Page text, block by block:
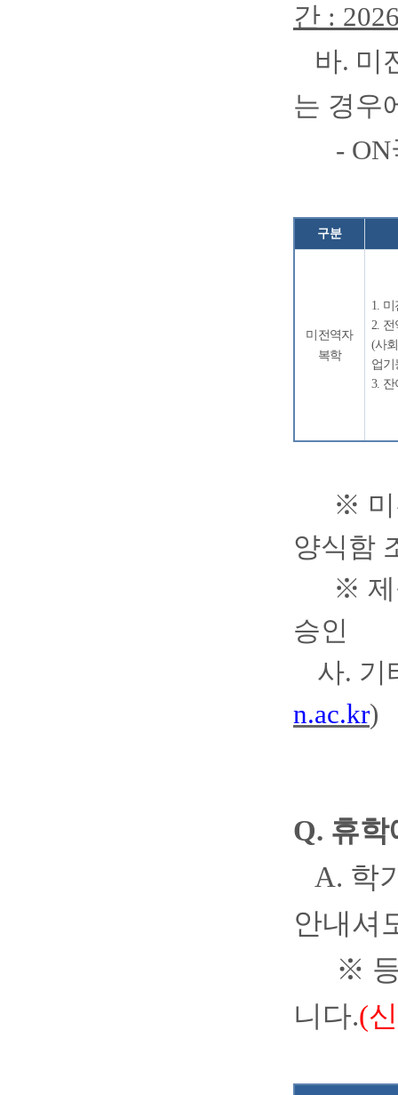
간 :
바. 미
는 경우
- ON
구분
미전역자
복학
1. 미
2. 전
(사
업
3. 잔
※
양식함
※
승인
사. 기
n.ac.kr)
Q. 휴학
A. 학
안내셔
※
니다.(